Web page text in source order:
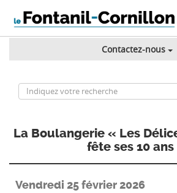
Contactez-nous
La Boulangerie « Les
fête ses 10 ans
Vendredi 25 février 2026